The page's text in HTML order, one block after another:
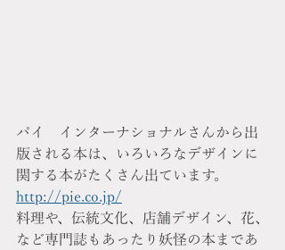
パイ　インターナショナルさんから出
版される本は、いろいろなデザインに
関する本がたくさん出ています。
http://pie.co.jp/
料理や、伝統文化、店舗デザイン、花、
など専門誌もあったり妖怪の本まであ